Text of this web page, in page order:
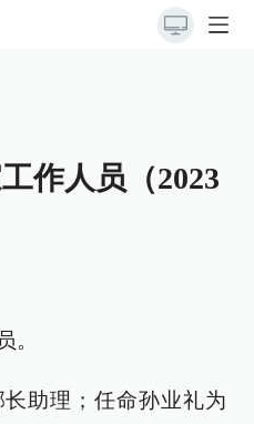
作人员（2023
。
助理；任命孙业礼为